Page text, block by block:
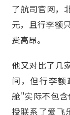
了航司官网，
元，且行李额
费高昂。
他又对比了几
间，但行李
舱"实际不包
授联系了爱飞